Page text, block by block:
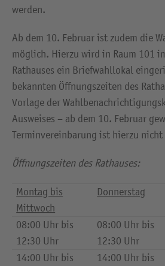
werden.
Ab dem 10. Februar ist zudem die
möglich. Hierzu wird in Raum 101
Rathauses ein Briefwahllokal
bekannten Öffnungszeiten des
Vorlage der
Ausweises – ab dem 10. Februar
Terminvereinbarung ist hierzu
Öffnungszeiten des Rathauses:
Montag bis
Mittwoch
Donnerstag
08:00 Uhr bis
12:30 Uhr
08:00 Uhr bis
12:30 Uhr
14:00 Uhr bis
14:00 Uhr bis